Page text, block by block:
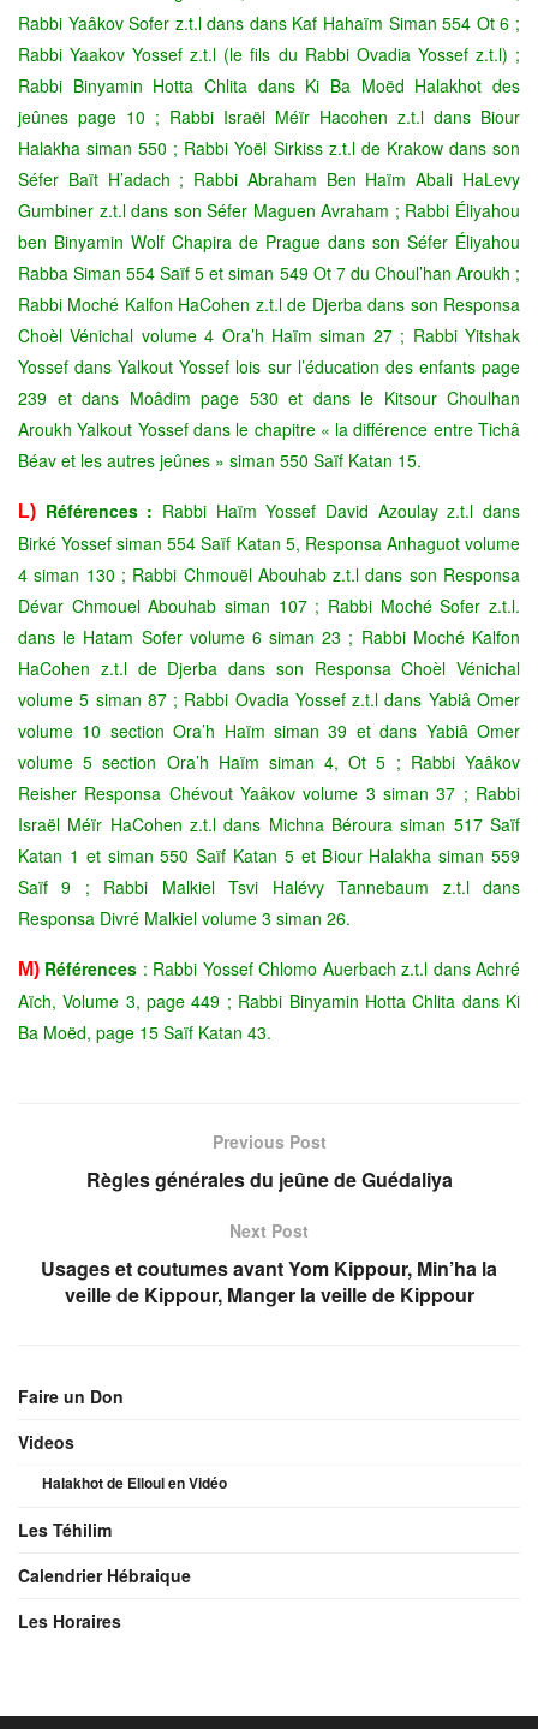
Rabbi Yaâkov Sofer z.t.l dans dans Kaf Hahaïm Siman 554 Ot 6 ;
Rabbi Yaakov Yossef z.t.l (le fils du Rabbi Ovadia Yossef z.t.l) ;
Rabbi Binyamin Hotta Chlita dans Ki Ba Moëd Halakhot des
jeûnes page 10 ; Rabbi Israël Méïr Hacohen z.t.l dans Biour
Halakha siman 550 ; Rabbi Yoël Sirkiss z.t.l de Krakow dans son
Séfer Baït H’adach ; Rabbi Abraham Ben Haïm Abali HaLevy
Gumbiner z.t.l dans son Séfer Maguen Avraham ; Rabbi Éliyahou
ben Binyamin Wolf Chapira de Prague dans son Séfer Éliyahou
Rabba Siman 554 Saïf 5 et siman 549 Ot 7 du Choul’han Aroukh ;
Rabbi Moché Kalfon HaCohen z.t.l de Djerba dans son Responsa
Choèl Vénichal volume 4 Ora’h Haïm siman 27 ; Rabbi Yitshak
Yossef dans Yalkout Yossef lois sur l’éducation des enfants page
239 et dans Moâdim page 530 et dans le Kitsour Choulhan
Aroukh Yalkout Yossef dans le chapitre « la différence entre Tichâ
Béav et les autres jeûnes » siman 550 Saïf Katan 15.
L) Références : Rabbi Haïm Yossef David Azoulay z.t.l dans
Birké Yossef siman 554 Saïf Katan 5, Responsa Anhaguot volume
4 siman 130 ; Rabbi Chmouël Abouhab z.t.l dans son Responsa
Dévar Chmouel Abouhab siman 107 ; Rabbi Moché Sofer z.t.l.
dans le Hatam Sofer volume 6 siman 23 ; Rabbi Moché Kalfon
HaCohen z.t.l de Djerba dans son Responsa Choèl Vénichal
volume 5 siman 87 ; Rabbi Ovadia Yossef z.t.l dans Yabiâ Omer
volume 10 section Ora’h Haïm siman 39 et dans Yabiâ Omer
volume 5 section Ora’h Haïm siman 4, Ot 5 ; Rabbi Yaâkov
Reisher Responsa Chévout Yaâkov volume 3 siman 37 ; Rabbi
Israël Méïr HaCohen z.t.l dans Michna Béroura siman 517 Saïf
Katan 1 et siman 550 Saïf Katan 5 et Biour Halakha siman 559
Saïf 9 ; Rabbi Malkiel Tsvi Halévy Tannebaum z.t.l dans
Responsa Divré Malkiel volume 3 siman 26.
M) Références : Rabbi Yossef Chlomo Auerbach z.t.l dans Achré
Aïch, Volume 3, page 449 ; Rabbi Binyamin Hotta Chlita dans Ki
Ba Moëd, page 15 Saïf Katan 43.
Previous Post
Règles générales du jeûne de Guédaliya
Next Post
Usages et coutumes avant Yom Kippour, Min’ha la
veille de Kippour, Manger la veille de Kippour
Faire un Don
Videos
Halakhot de Elloul en Vidéo
Les Téhilim
Calendrier Hébraique
Les Horaires